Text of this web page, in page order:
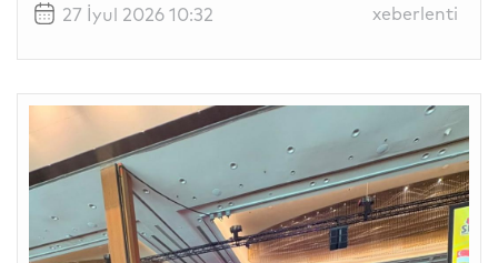
27 İyul 2026 10:32 xeberlenti